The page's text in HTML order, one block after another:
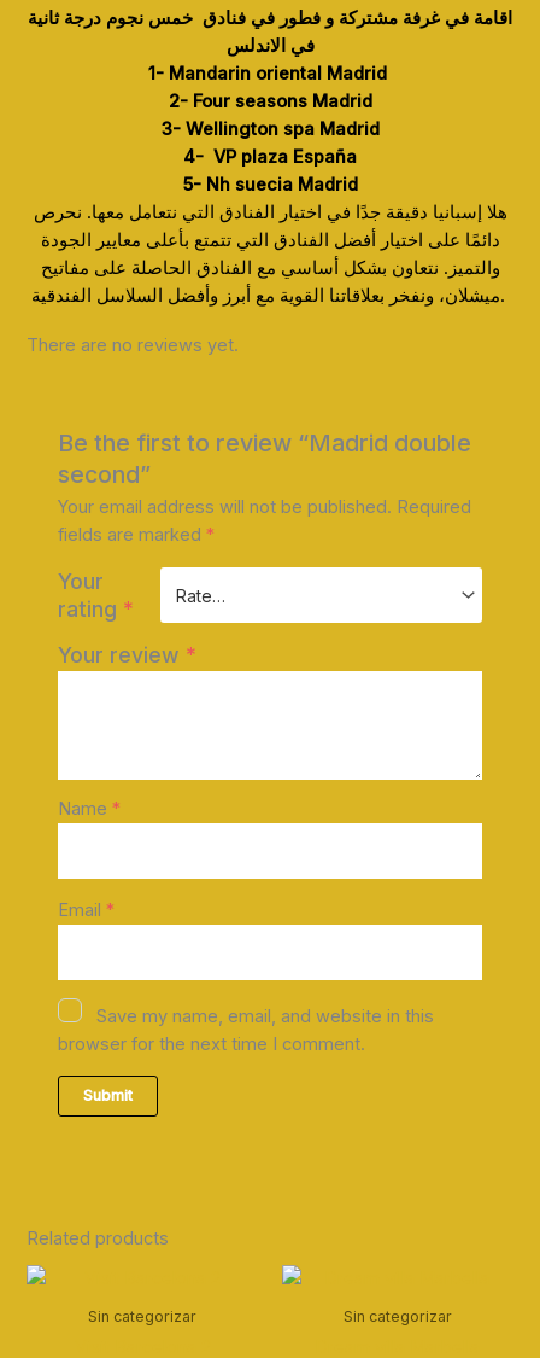
اقامة في غرفة مشتركة و فطور في فنادق خمس نجوم درجة ثانية
في الاندلس
1- Mandarin oriental Madrid
2- Four seasons Madrid
3- Wellington spa Madrid
4- VP plaza España
5- Nh suecia Madrid
هلا إسبانيا دقيقة جدًا في اختيار الفنادق التي نتعامل معها. نحرص
دائمًا على اختيار أفضل الفنادق التي تتمتع بأعلى معايير الجودة
والتميز. نتعاون بشكل أساسي مع الفنادق الحاصلة على مفاتيح
ميشلان، ونفخر بعلاقاتنا القوية مع أبرز وأفضل السلاسل الفندقية.
There are no reviews yet.
Be the first to review “Madrid double
second”
Your email address will not be published. Required
fields are marked *
Your
rating *
Your review *
Name *
Email *
Save my name, email, and website in this
browser for the next time I comment.
Related products
Sin categorizar Sin categorizar